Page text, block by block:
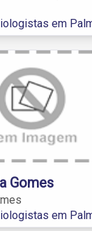
em
Gomes
em